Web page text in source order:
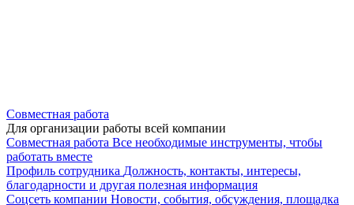
Совместная работа
Для организации работы всей компании
Совместная работа Все необходимые инструменты, чтобы
работать вместе
Профиль сотрудника Должность, контакты, интересы,
благодарности и другая полезная информация
Соцсеть компании Новости, события, обсуждения, площадка